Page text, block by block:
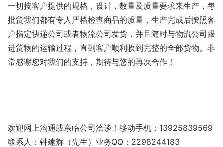
一切按客户提供的规格，设计，数量及质量要求来生产，每
批货我们都有专人严格检查商品的质量，生产完成后按照客
户指定快递公司或者物流公司发货，并且随时与物流公司跟
进货物的运输过程，直到客户顺利收到完整的全部货物。非
常感谢您对我们的支持，期待与您的再次合作！
欢迎网上沟通或亲临公司洽谈！移动手机：13925839569
联系人：钟建辉（先生）业务QQ：2298244183